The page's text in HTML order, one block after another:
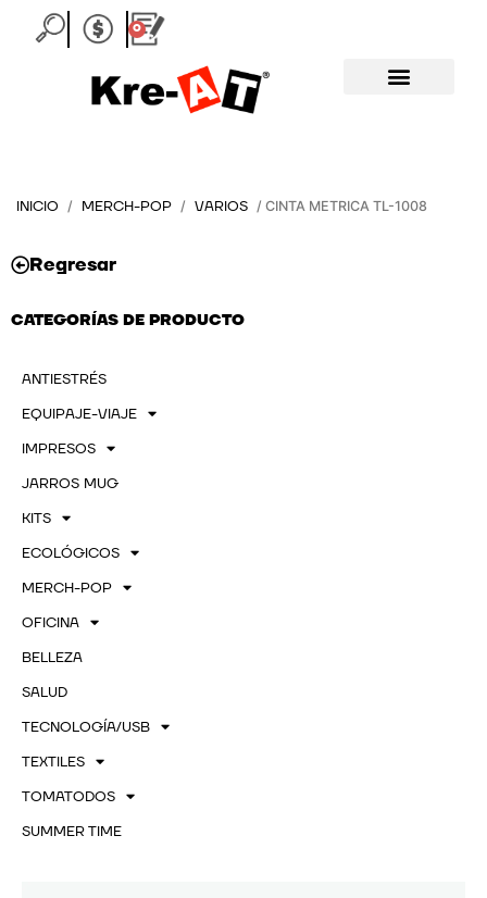
0
Carrito
INICIO / MERCH-POP / VARIOS / CINTA METRICA TL-1008
Regresar
CATEGORÍAS DE PRODUCTO
ANTIESTRÉS
EQUIPAJE-VIAJE
IMPRESOS
JARROS MUG
KITS
ECOLÓGICOS
MERCH-POP
OFICINA
BELLEZA
SALUD
TECNOLOGÍA/USB
TEXTILES
TOMATODOS
SUMMER TIME